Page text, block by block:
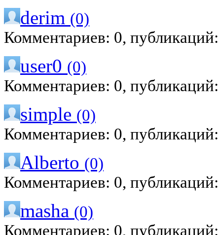
derim (0)
Комментариев: 0,
user0 (0)
Комментариев: 0,
simple (0)
Комментариев: 0,
Alberto (0)
Комментариев: 0,
masha (0)
Комментариев: 0,